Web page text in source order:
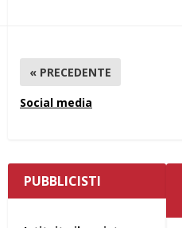
« PRECEDENTE
Social media
PUBBLICISTI